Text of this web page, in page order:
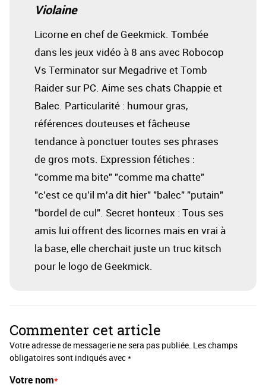
Violaine
Licorne en chef de Geekmick. Tombée
dans les jeux vidéo à 8 ans avec Robocop
Vs Terminator sur Megadrive et Tomb
Raider sur PC. Aime ses chats Chappie et
Balec. Particularité : humour gras,
références douteuses et fâcheuse
tendance à ponctuer toutes ses phrases
de gros mots. Expression fétiches :
"comme ma bite" "comme ma chatte"
"c'est ce qu'il m'a dit hier" "balec" "putain"
"bordel de cul". Secret honteux : Tous ses
amis lui offrent des licornes mais en vrai à
la base, elle cherchait juste un truc kitsch
pour le logo de Geekmick.
Commenter cet article
Votre adresse de messagerie ne sera pas publiée. Les champs
obligatoires sont indiqués avec *
Votre nom